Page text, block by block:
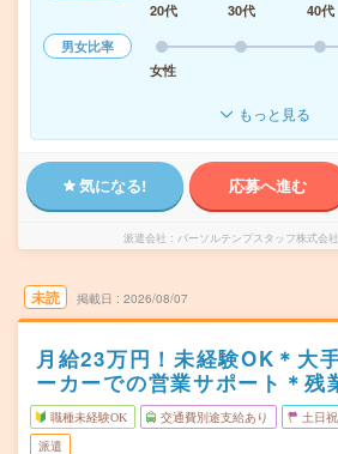
20代
30代 40代
男女比率
女性
もっと見る
気になる! 応募へ進む
派遣会社 パーソルテンプスタッフ株式会
未読 掲載日 2026/08/07
月給23万円！未経験OK＊大
ーカーでの営業サポート＊残
職種未経験OK 交通費別途支給あり 土日
派遣